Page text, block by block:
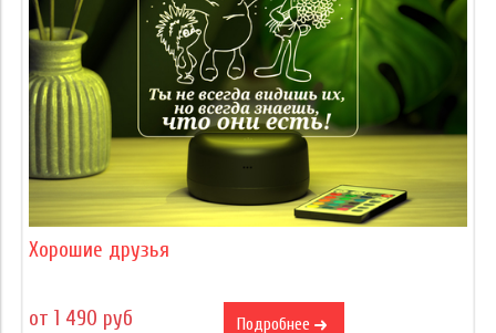
Хорошие друзья
от 1 490 руб Подробнее